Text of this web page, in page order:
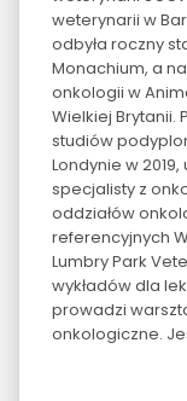
weterynarii w
odbyła roczny
Monachium, a
onkologii w
Wielkiej Brytanii.
studiów
Londynie w
specjalisty z
oddziałów
referencyjnych
Lumbry Park
wykładów dla
prowadzi
onkologiczne.